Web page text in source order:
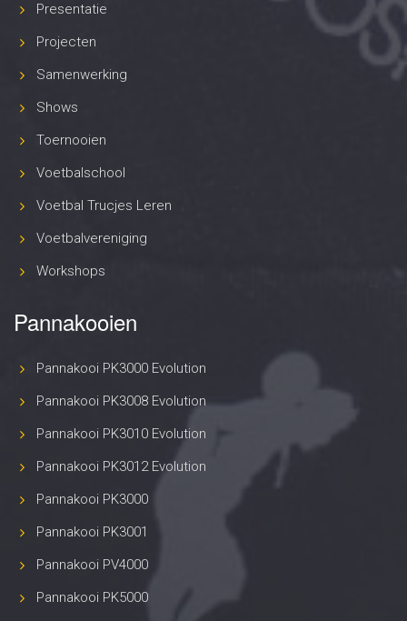
Presentatie
Projecten
Samenwerking
Shows
Toernooien
Voetbalschool
Voetbal Trucjes Leren
Voetbalvereniging
Workshops
Pannakooien
Pannakooi PK3000 Evolution
Pannakooi PK3008 Evolution
Pannakooi PK3010 Evolution
Pannakooi PK3012 Evolution
Pannakooi PK3000
Pannakooi PK3001
Pannakooi PV4000
Pannakooi PK5000